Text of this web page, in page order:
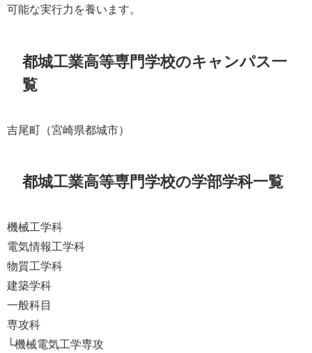
可能な実行力を養います。
都城工業高等専門学校のキャンパス一
覧
吉尾町（宮崎県都城市）
都城工業高等専門学校の学部学科一覧
機械工学科
電気情報工学科
物質工学科
建築学科
一般科目
専攻科
└機械電気工学専攻